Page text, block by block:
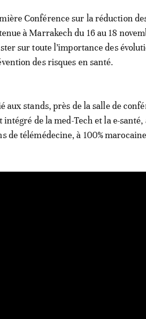
Conférence sur la réduction
tenue à Marrakech du 16 au 18
sur toute l’importance des
des risques en santé.
aux stands, près de la salle de
de la med-Tech et la e-
de télémédecine, à 100%